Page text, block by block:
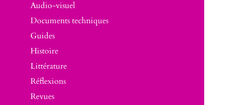
Audio-visuel
Documents techniques
Guides
Histoire
Littérature
Réflexions
Revues